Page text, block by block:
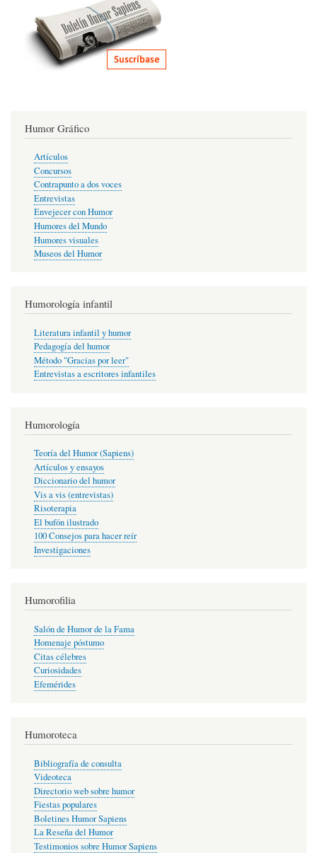
Humor Gráfico
Artículos
Concursos
Contrapunto a dos voces
Entrevistas
Envejecer con Humor
Humores del Mundo
Humores visuales
Museos del Humor
Humorología infantil
Literatura infantil y humor
Pedagogía del humor
Método "Gracias por leer"
Entrevistas a escritores infantiles
Humorología
Teoría del Humor (Sapiens)
Artículos y ensayos
Diccionario del humor
Vis a vis (entrevistas)
Risoterapia
El bufón ilustrado
100 Consejos para hacer reír
Investigaciones
Humorofilia
Salón de Humor de la Fama
Homenaje póstumo
Citas célebres
Curiosidades
Efemérides
Humoroteca
Bibliografía de consulta
Videoteca
Directorio web sobre humor
Fiestas populares
Boletines Humor Sapiens
La Reseña del Humor
Testimonios sobre Humor Sapiens